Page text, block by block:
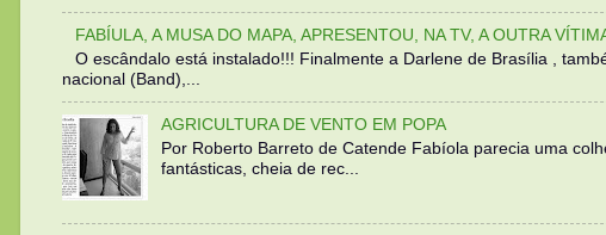
FABÍULA, A MUSA DO MAPA, APRESENTOU, NA TV, A OUTRA
O escândalo está instalado!!! Finalmente a Darlene de Brasília ,
nacional (Band),...
AGRICULTURA DE VENTO EM POPA
Por Roberto Barreto de Catende Fabíola parecia uma
fantásticas, cheia de rec...